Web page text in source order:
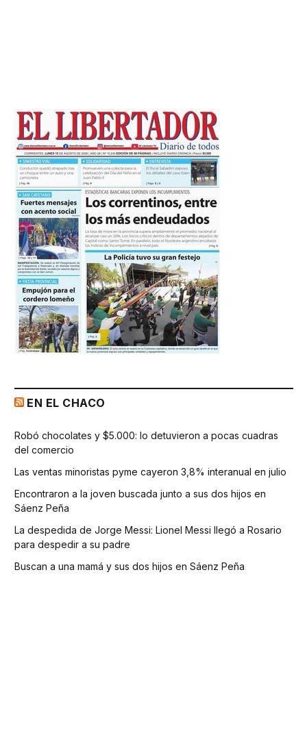
EN EL CHACO
Robó chocolates y $5.000: lo detuvieron a pocas cuadras
del comercio
Las ventas minoristas pyme cayeron 3,8% interanual en julio
Encontraron a la joven buscada junto a sus dos hijos en
Sáenz Peña
La despedida de Jorge Messi: Lionel Messi llegó a Rosario
para despedir a su padre
Buscan a una mamá y sus dos hijos en Sáenz Peña